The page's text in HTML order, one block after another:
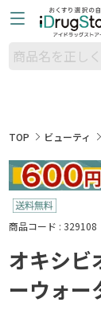
TOP
ビューティ
商品コード : 329108
オキシビ
ーウォ